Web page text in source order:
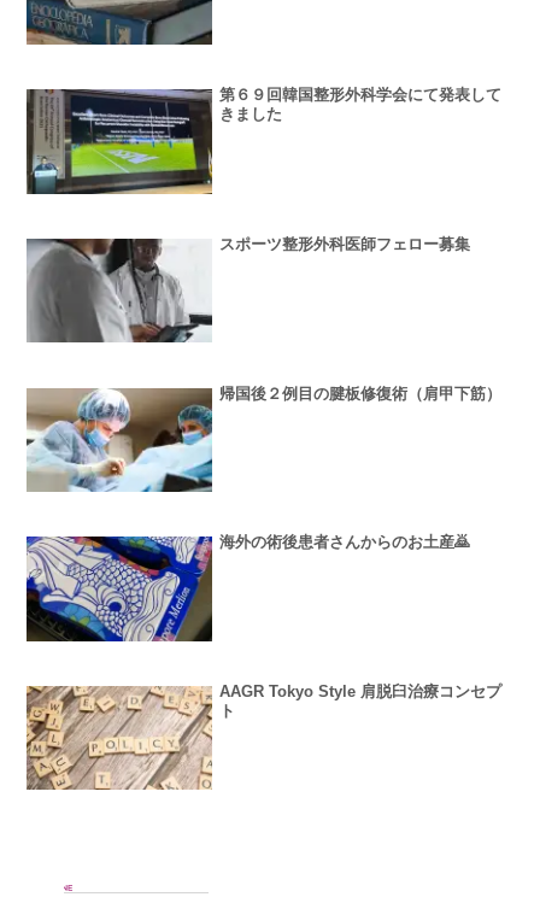
第６９回韓国整形外科学会にて発表して
きました
スポーツ整形外科医師フェロー募集
帰国後２例目の腱板修復術（肩甲下筋）
海外の術後患者さんからのお土産🙇
AAGR Tokyo Style 肩脱臼治療コンセプ
ト